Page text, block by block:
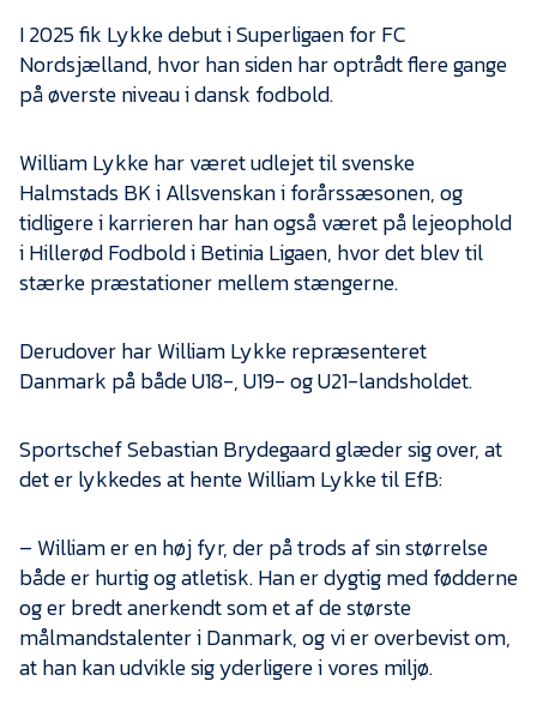
I 2025 fik Lykke debut i Superligaen for FC
Nordsjælland, hvor han siden har optrådt flere gange
på øverste niveau i dansk fodbold.
William Lykke har været udlejet til svenske
Halmstads BK i Allsvenskan i forårssæsonen, og
tidligere i karrieren har han også været på lejeophold
i Hillerød Fodbold i Betinia Ligaen, hvor det blev til
stærke præstationer mellem stængerne.
Derudover har William Lykke repræsenteret
Danmark på både U18-, U19- og U21-landsholdet.
Sportschef Sebastian Brydegaard glæder sig over, at
det er lykkedes at hente William Lykke til EfB:
– William er en høj fyr, der på trods af sin størrelse
både er hurtig og atletisk. Han er dygtig med fødderne
og er bredt anerkendt som et af de største
målmandstalenter i Danmark, og vi er overbevist om,
at han kan udvikle sig yderligere i vores miljø.